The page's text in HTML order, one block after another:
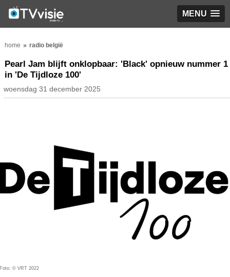
MENU
home radio belgië
Pearl Jam blijft onklopbaar: 'Black' opnieuw nummer 1
in 'De Tijdloze 100'
woensdag 31 december 2025
Foto: © VRT 2022